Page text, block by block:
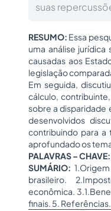
suas
RESUMO: Essa
uma análise
causadas aos
legislação
Em seguida,
cálculo,
sobre a disparidade
desenvolvidos
contribuindo para a
aprofundado os
PALAVRAS – CHAVE:
SUMÁRIO:
brasileiro.
econômica.
finais. 5. Referências.